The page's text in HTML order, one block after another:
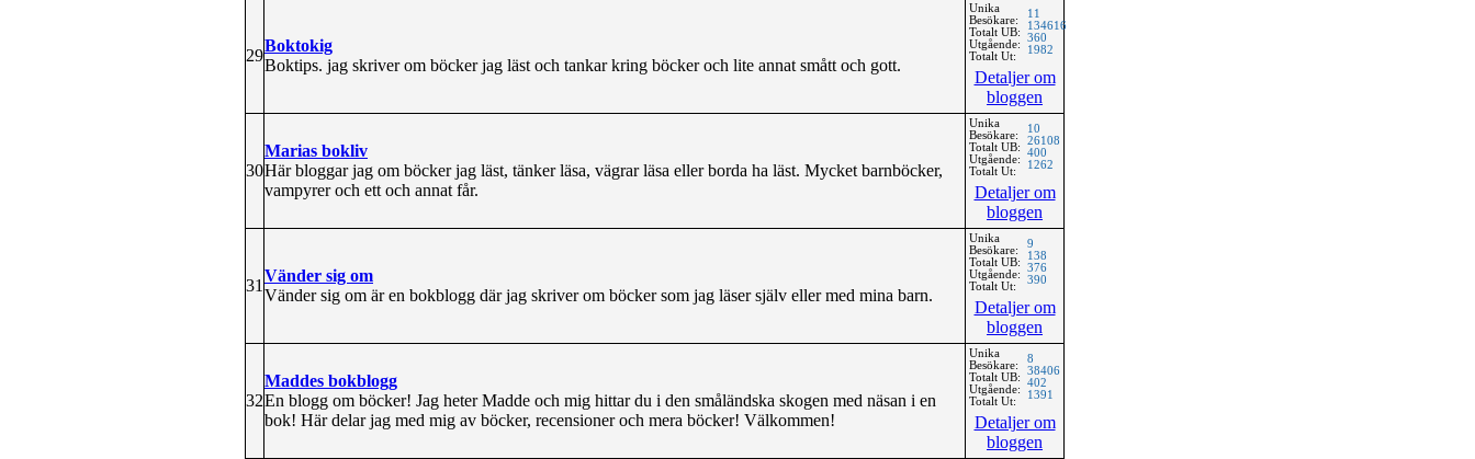
29
Boktokig
Boktips. jag skriver om böcker jag läst och tankar kring böcker och lite annat smått och gott.
Unika
Besökare:
Totalt UB:
Utgående:
Totalt Ut:
11
134616
360
1982
Detaljer om
bloggen
30
Marias bokliv
Här bloggar jag om böcker jag läst, tänker läsa, vägrar läsa eller borda ha läst. Mycket barnböcker,
vampyrer och ett och annat får.
Unika
Besökare:
Totalt UB:
Utgående:
Totalt Ut:
10
26108
400
1262
Detaljer om
bloggen
31
Vänder sig om
Vänder sig om är en bokblogg där jag skriver om böcker som jag läser själv eller med mina barn.
Unika
Besökare:
Totalt UB:
Utgående:
Totalt Ut:
9
138
376
390
Detaljer om
bloggen
32
Maddes bokblogg
En blogg om böcker! Jag heter Madde och mig hittar du i den småländska skogen med näsan i en
bok! Här delar jag med mig av böcker, recensioner och mera böcker! Välkommen!
Unika
Besökare:
Totalt UB:
Utgående:
Totalt Ut:
8
38406
402
1391
Detaljer om
bloggen